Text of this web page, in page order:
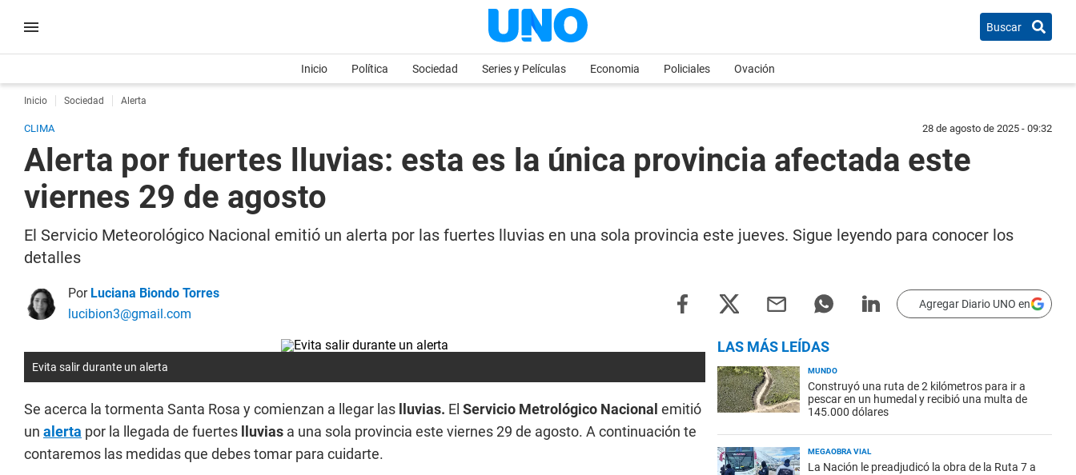
Buscar
Inicio Política Sociedad Series y Películas Economia Policiales Ovación
Inicio Sociedad Alerta
CLIMA 28 de agosto de 2025 - 09:32
Alerta por fuertes lluvias: esta es la única provincia afectada este
viernes 29 de agosto
El Servicio Meteorológico Nacional emitió un alerta por las fuertes lluvias en una sola provincia este jueves. Sigue leyendo para conocer los
detalles
Por Luciana Biondo Torres
lucibion3@gmail.com
Agregar Diario UNO en
Evita salir durante un alerta
Se acerca la tormenta Santa Rosa y comienzan a llegar las lluvias. El Servicio Metrológico Nacional emitió
un alerta por la llegada de fuertes lluvias a una sola provincia este viernes 29 de agosto. A continuación te
contaremos las medidas que debes tomar para cuidarte.
LAS MÁS LEÍDAS
MUNDO
Construyó una ruta de 2 kilómetros para ir a
pescar en un humedal y recibió una multa de
145.000 dólares
MEGAOBRA VIAL
La Nación le preadjudicó la obra de la Ruta 7 a